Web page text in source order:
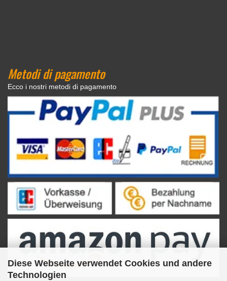
Diese Webseite verwendet Cookies und andere
Technologien
Metodi di pagamento
Ecco i nostri metodi di pagamento